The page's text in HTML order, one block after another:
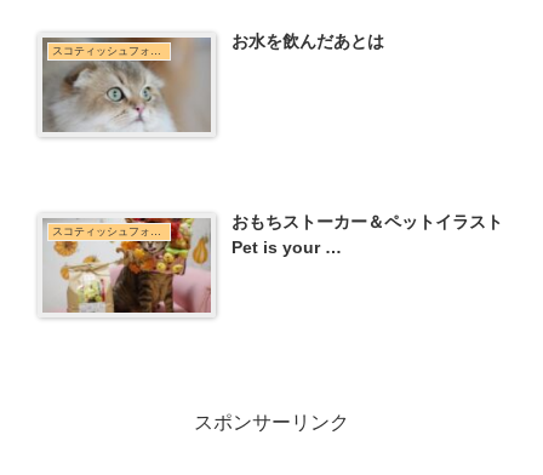
スコティッシュフォールド お水を飲んだあとは
おもちストーカー＆ペットイラスト
Pet is your …
スポンサーリンク